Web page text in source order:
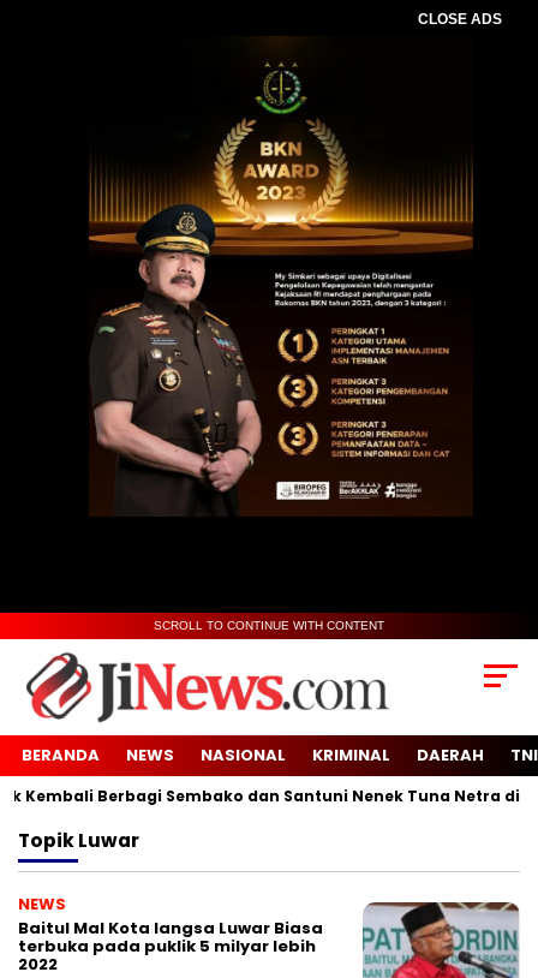
CLOSE ADS
SCROLL TO CONTINUE WITH CONTENT
BERANDA NEWS NASIONAL KRIMINAL DAERAH
Berbagi Sembako dan Santuni Nenek Tuna Netra di
TopikLuwar
NEWS
Baitul Mal Kota langsa Luwar Biasa
terbuka pada puklik 5 milyar lebih
2022